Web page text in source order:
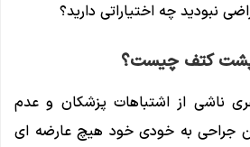
نبودید چه اختیاراتی دارید؟
پشت کتف چیست؟
ناشی از اشتباهات پزشکان و عدم
جراحی به خودی خود هیچ عارضه ای